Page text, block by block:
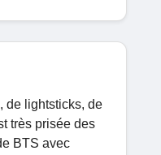
de lightsticks, de
très prisée des
BTS avec